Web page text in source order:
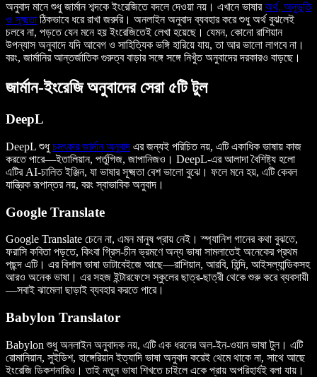
অনুবাদ মানে শুধু জার্মান শব্দকে ইংরেজিতে বদলে দেওয়া নয়। এখানে ভাষারঅর্থ, অনুভূতি
ও সূক্ষ্মতা ঠিকভাবে ধরে রাখা জরুরি। অনলাইন অনুবাদ ব্যবহার করে শুধু অর্থ বুঝলেই
চলবে না, পড়তে যেন মনে হয় ইংরেজিতেই লেখা হয়েছে। যেমন, কোনো রাশিয়ান
উপন্যাস অনুবাদে যদি আবেগ ও সাহিত্যিক ভঙ্গি হারিয়ে যায়, তা আর ভালো লাগবে না।
বরং, জার্মানির আন্তর্জাতিক গুরুত্ব বাড়ার সঙ্গে সঙ্গে নিখুঁত অনুবাদের দরকারও বাড়ছে।
জার্মান-ইংরেজি অনুবাদের সেরা ৫টি টুল
DeepL
DeepL শুধুচমৎকার জার্মান অনুবাদ এর জন্যই পরিচিত নয়, এটি একাধিক ভাষায় কাজ
করতে পারে—ইতালিয়ান, পর্তুগিজ, জাপানিজও। DeepL-এর আলাদা বৈশিষ্ট্য হলো
এটির AI-চালিত ইঞ্জিন, যা ভাষার সূক্ষ্মতা বেশ ভালো বুঝে। ফলে মনে হয়, এটি কেবল
যান্ত্রিক রূপান্তর নয়, বরং স্বাভাবিক অনুবাদ।
Google Translate
Google Translate চেনে না, এমন মানুষ প্রায় নেই। স্প্যানিশ গানের কথা বুঝতে,
ফরাসি কবিতা পড়তে, কিংবা গ্রিস-চীন ভ্রমণে অন্য ভাষা সামলাতেই অনেকের প্রথম
পছন্দ এটি। এর বিশাল ভাষা ডাটাবেইজে আছে—রাশিয়ান, আরবি, হিন্দি, আইসল্যান্ডিকসহ
আরও অনেক ভাষা। এর সহজ ইন্টারফেসে স্কুলের ছাত্র-ছাত্রী থেকে শুরু করে ব্যবসায়ী
—সবাই ঝামেলা ছাড়াই ব্যবহার করতে পারে।
Babylon Translator
Babylon শুধু অনলাইন অনুবাদক নয়, এটি এক ধরনের অল-ইন-ওয়ান ভাষা টুল। এটি
রোমানিয়ান, সুইডিশ, হাঙ্গেরিয়ান ইত্যাদি ভাষা অনুবাদ করেই থেমে থাকে না, সাথে আছে
ইংরেজি ডিকশনারিও। তাই নতুন ভাষা শিখতে চাইলে একে প্রায় অপরিহার্যই বলা যায়।